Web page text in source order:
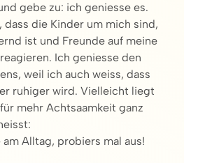
gebe zu: ich geniesse es.
dass die Kinder um mich sind,
ist und Freunde auf meine
Ich geniesse den
weil ich auch weiss, dass
ruhiger wird. Vielleicht liegt
mehr Achtsaamkeit ganz
am Alltag, probiers mal aus!